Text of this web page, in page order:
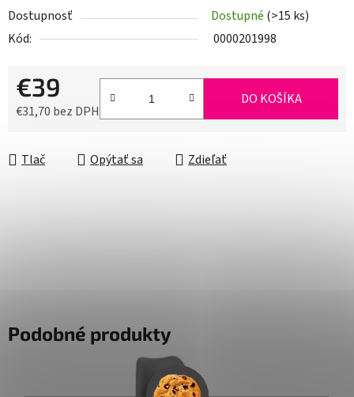
Dostupnosť Dostupné (>15 ks)
Kód:
0000201998
€39
€31,70 bez DPH
DO KOŠÍKA
Tlač Opýtať sa Zdieľať
Podobné produkty